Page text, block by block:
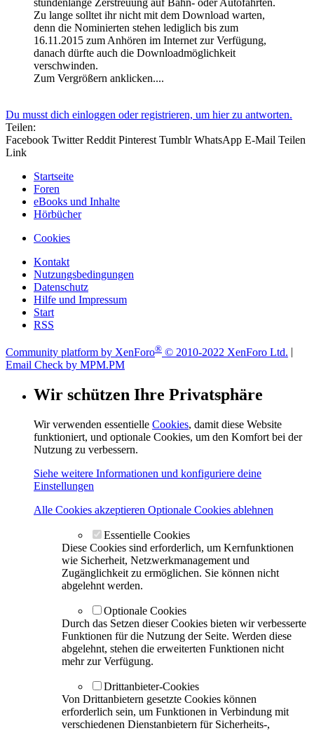
stundenlange Zerstreuung auf Bahn- oder Autofahrten.
Zu lange solltet ihr nicht mit dem Download warten,
denn die Nominierten stehen lediglich bis zum
16.11.2015 zum Anhören im Internet zur Verfügung,
danach dürfte auch die Downloadmöglichkeit
verschwinden.
Zum Vergrößern anklicken....
Du musst dich einloggen oder registrieren, um hier zu antworten.
Teilen:
Facebook Twitter Reddit Pinterest Tumblr WhatsApp E-Mail Teilen
Link
Startseite
Foren
eBooks und Inhalte
Hörbücher
Cookies
Kontakt
Nutzungsbedingungen
Datenschutz
Hilfe und Impressum
Start
RSS
Community platform by XenForo® © 2010-2022 XenForo Ltd.
Email Check by MPM.PM
Wir schützen Ihre Privatsphäre
Wir verwenden essentielle Cookies, damit diese Website
funktioniert, und optionale Cookies, um den Komfort bei der
Nutzung zu verbessern.
Siehe weitere Informationen und konfiguriere deine
Einstellungen
Alle Cookies akzeptieren Optionale Cookies ablehnen
Essentielle Cookies
Diese Cookies sind erforderlich, um Kernfunktionen
wie Sicherheit, Netzwerkmanagement und
Zugänglichkeit zu ermöglichen. Sie können nicht
abgelehnt werden.
Optionale Cookies
Durch das Setzen dieser Cookies bieten wir verbesserte
Funktionen für die Nutzung der Seite. Werden diese
abgelehnt, stehen die erweiterten Funktionen nicht
mehr zur Verfügung.
Drittanbieter-Cookies
Von Drittanbietern gesetzte Cookies können
erforderlich sein, um Funktionen in Verbindung mit
verschiedenen Dienstanbietern für Sicherheits-,